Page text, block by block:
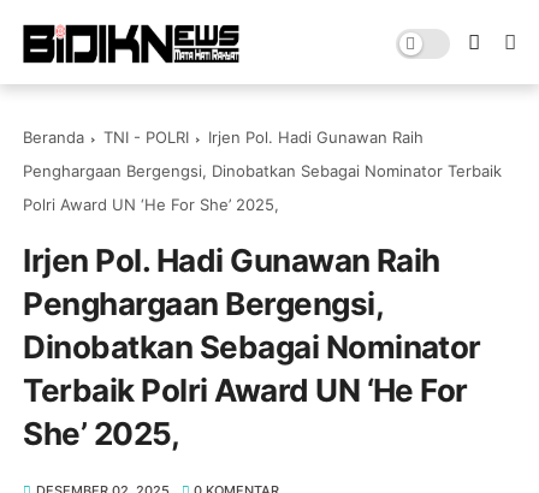
Beranda TNI - POLRI
Irjen Pol. Hadi Gunawan Raih
Penghargaan Bergengsi, Dinobatkan Sebagai Nominator Terbaik
Polri Award UN ‘He For She’ 2025,
Irjen Pol. Hadi Gunawan Raih
Penghargaan Bergengsi,
Dinobatkan Sebagai Nominator
Terbaik Polri Award UN ‘He For
She’ 2025,